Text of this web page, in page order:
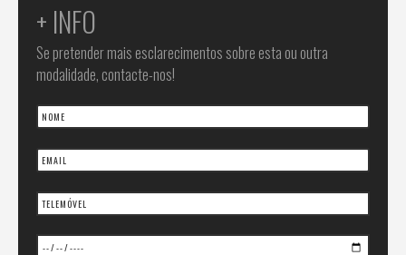
+ INFO
Se pretender mais esclarecimentos sobre esta ou outra
modalidade, contacte-nos!